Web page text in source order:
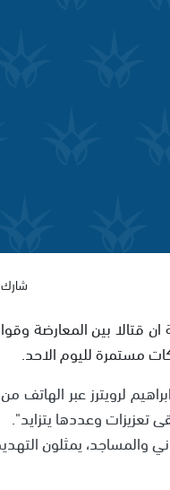
شارك
مستمرة لليوم الاحد.
تعزيزات وعددها يتزايد".